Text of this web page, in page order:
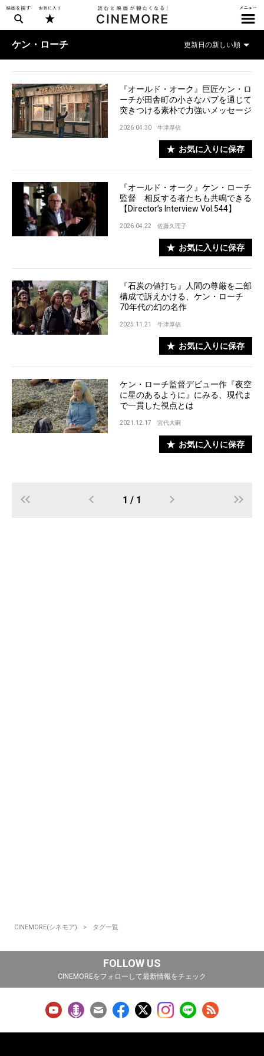
ケン・ローチ
『オールド・オーク』巨匠ケン・ロ
ーチが田舎町の小さなパブを通じて
突きつける素朴で力強いメッセージ
2026.04.30 牛津厚信
お気に入りに保存
『オールド・オーク』ケン・ローチ
監督 相反する者たちも共鳴できる
【Director’s Interview Vol.544】
2026.04.22 佐藤久理子
お気に入りに保存
『石炭の値打ち』人間の尊厳を二部
構成で訴えかける、ケン・ローチ
70年代の幻の名作
2025.11.21 牛津厚信
お気に入りに保存
ケン・ローチ監督デビュー作『夜空
に星のあるように』にみる、現代ま
で一貫した視点とは
2021.12.17 宮代大嗣
お気に入りに保存
1 / 1
CINEMORE(シネモア) タグ一覧
FOLLOW US
CINEMOREをフォローして最新情報をチェック